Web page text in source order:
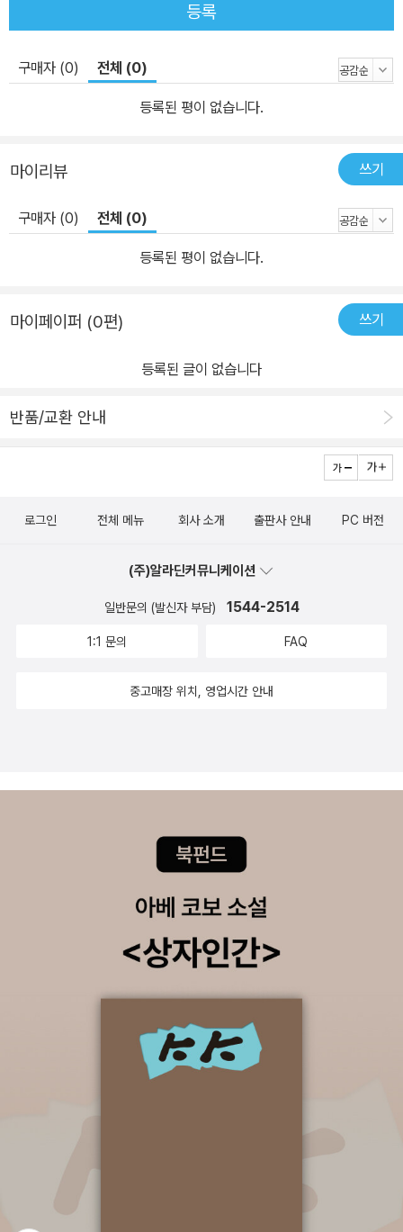
하던 순간까지, 교황의 파란만장한 삶을 생생하게 복원해 교황이 수
을 설득력 있게 드러낸다. 자신의 한계를 깨닫고 혹독한 자기반성으
로 거듭나다 『가난한 이들의 벗 프란치스코 교황』은 인물을 범접할
수 없이 훌륭한 존재로서만 묘사하지 않는다. 이 책은 여자친구와 함
사하면서 시작하는데 이러한 접근을 통해 독자들이 교황을 우리와 다
르지 않은, 희로애락과 감정적 흔들림을 경험하는 진솔한 인간으로
느끼게 한다. 또한 이 책은 교황이 예수회 관구장 시절, 자신이 옳다고
않는 등 권위적이고 독선적인 모습도 가감 없이 묘사한다. 인간이기
독자들은 교황에게 친근감을 느낄 수 있다. 더욱 인상적인 것은 교황
이 자신의 이러한 한계를 자각하고 혹독한 자기반성을 통해 거듭나려
고 애쓰는 겸손한 태도이다. 교황은 "저를 위해 기도해 주십시오."라
있는 부족한 존재임을 깨달았기에 하느님의 자비와 용서를 구할 수
재로서의 교황이 아니라 스스로의 한계를 깨닫는 교황, 부족한 점을
한다. "인간의 고통 앞에 중립은 없다" 세월호 참사와 프란치스코 교
겸손하고 소탈한 모습은 우리나라 사람들에게 각별한 기억으로 남았
방문했을 때라고 머리말에서 밝히고 있다. 당시는 세월호 참사가 일
어난 지 불과 4개월밖에 지나지 않았을 때로 참사로 인한 슬픔과 분
에게 깊은 관심을 보이며 실종자 가족들에게 손수 편지를 써 위로했
하게 말했다. 슬픔에 젖어 있는 이들에게 가까이 다가가 위로하고, 그
지를 독자들이 자신이 처한 삶의 맥락 속에서 생각하게 유도하고, 독
자들에게 인간과 세상을 어떻게 바라볼 것인지 진지한 질문을 던진
고통은 나와 관련이 없고 내가 상관할 바가 아니라고 생각합니다. 우
리 가운데 누구라도 다른 사람의 고통 때문에 울어 본 적이 있습니
까? (…) 우리는 우는 법을 잊은 사람들입니다. 우리는 다른 사람과
함께 아파하는 법을 잊었습니다. 온 세상에 퍼진 무관심이 우리로부
터 우는 능력을 빼앗아 갔습니다."(139면) 교황의 삶과 말을 생생하
게 복원한 글, 역사 현장을 되살린 사진과 그림 『가난한 이들의 벗 프
란치스코 교황』은 교황의 삶을 연대기적으로 나열하는 방법을 택하
고, 교황과 교황을 둘러싼 사람들의 목소리를 생생하게 담아냈다. 또
등록
구매자 (0) 전체 (0)
등록된 평이 없습니다.
마이리뷰 쓰기
구매자 (0) 전체 (0)
등록된 평이 없습니다.
마이페이퍼 (0편) 쓰기
등록된 글이 없습니다
반품/교환 안내
로그인 전체 메뉴 회사 소개 출판사 안내 PC 버전
(주)알라딘커뮤니케이션
일반문의 (발신자 부담) 1544-2514
1:1 문의 FAQ
중고매장 위치, 영업시간 안내